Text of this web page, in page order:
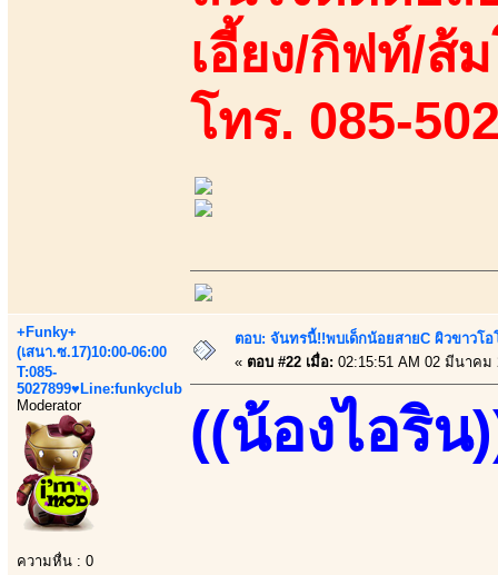
เอี้ยง/กิฟท์/ส้
โทร. 085-
+Funky+
(เสนา.ซ.17)10:00-06:00
T:085-
5027899♥Line:funkyclub
Moderator
ความหื่น : 0
ตอบ: จันทรนี้!!พบเด็กน้อยสายC ผิวขาวโ
« ตอบ #22 เมื่อ: 02:15:51 AM 02 มีนาคม
((น้องไอริน